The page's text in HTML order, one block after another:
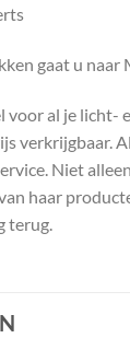
gaat u naar
al je licht-
verkrijgbaar.
Niet
haar
terug.